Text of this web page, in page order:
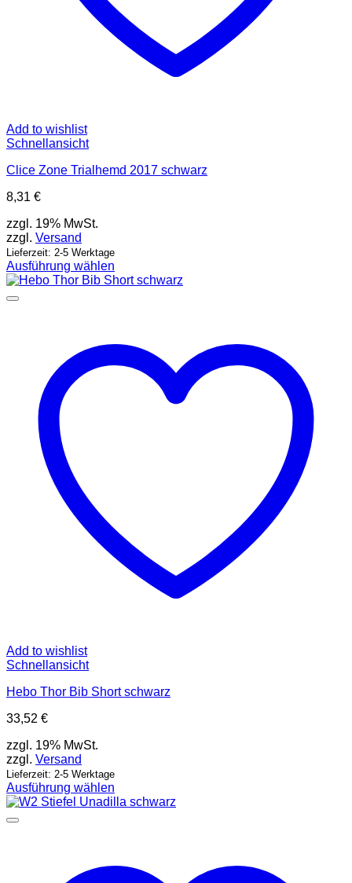
Add to wishlist
Schnellansicht
Clice Zone Trialhemd 2017 schwarz
8,31 €
zzgl. 19% MwSt.
zzgl. Versand
Lieferzeit: 2-5 Werktage
Ausführung wählen
Dieses
Produkt
Optionen
können
Produktseite
gewählt
werden
Add to wishlist
Schnellansicht
Hebo Thor Bib Short schwarz
33,52 €
zzgl. 19% MwSt.
zzgl. Versand
Lieferzeit: 2-5 Werktage
Ausführung wählen
Dieses
Produkt